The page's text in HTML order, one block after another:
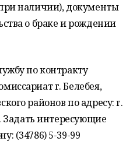
наличии), документы
о браке и рождении
по контракту
г. Белебея,
районов по адресу: г.
Задать интересующие
(34786) 5-39-99